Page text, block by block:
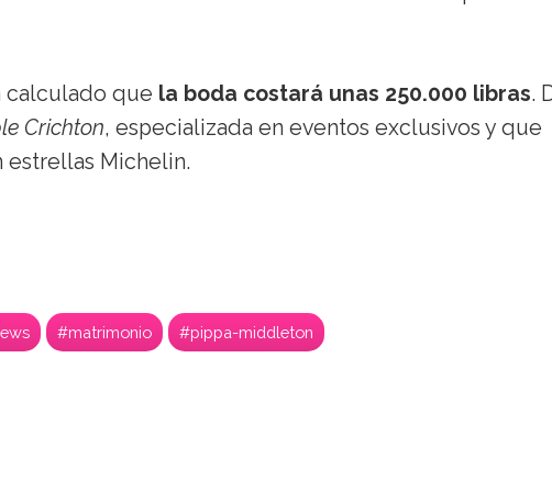
calculado que la boda costará unas 250.000 libras.
Crichton, especializada en eventos exclusivos y que
Michelin.
#matrimonio #pippa-middleton